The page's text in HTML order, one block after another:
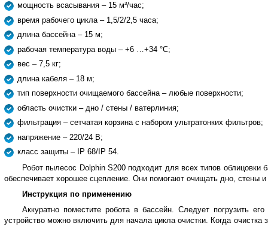
мощность всасывания – 15 м³/час;
время рабочего цикла – 1,5/2/2,5 часа;
длина бассейна – 15 м;
рабочая температура воды – +6 …+34 °С;
вес – 7,5 кг;
длина кабеля – 18 м;
тип поверхности очищаемого бассейна – любые поверхности;
область очистки – дно / стены / ватерлиния;
фильтрация – сетчатая корзина с набором ультратонких фильтров;
напряжение – 220/24 В;
класс защиты – IP 68/IP 54.
Робот пылесос Dolphin S200 подходит для всех типов
обеспечивает хорошее сцепление. Они помогают очищать дно, стены
Инструкция по применению
Аккуратно поместите робота в бассейн. Следует погрузить
устройство можно включить для начала цикла очистки. Когда